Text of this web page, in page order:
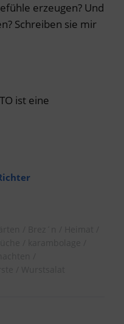
erzeugen? Und
Schreiben sie mir
ist eine